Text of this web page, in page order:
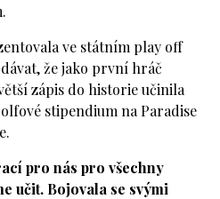
ve státním play off
že jako první hráč
zápis do historie učinila
stipendium na Paradise
pro nás pro všechny
učit. Bojovala se svými